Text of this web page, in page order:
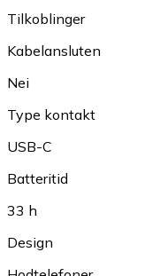
Tilkoblinger
Kabelansluten
Nei
Type kontakt
USB-C
Batteritid
33 h
Design